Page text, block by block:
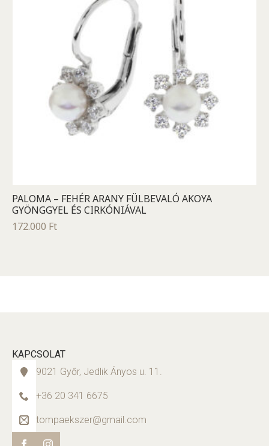
PALOMA – FEHÉR ARANY FÜLBEVALÓ AKOYA
GYÖNGGYEL ÉS CIRKÓNIÁVAL
172.000 Ft
KAPCSOLAT
9021 Győr, Jedlik Ányos u. 11.
+36 20 341 6675
tompaekszer@gmail.com